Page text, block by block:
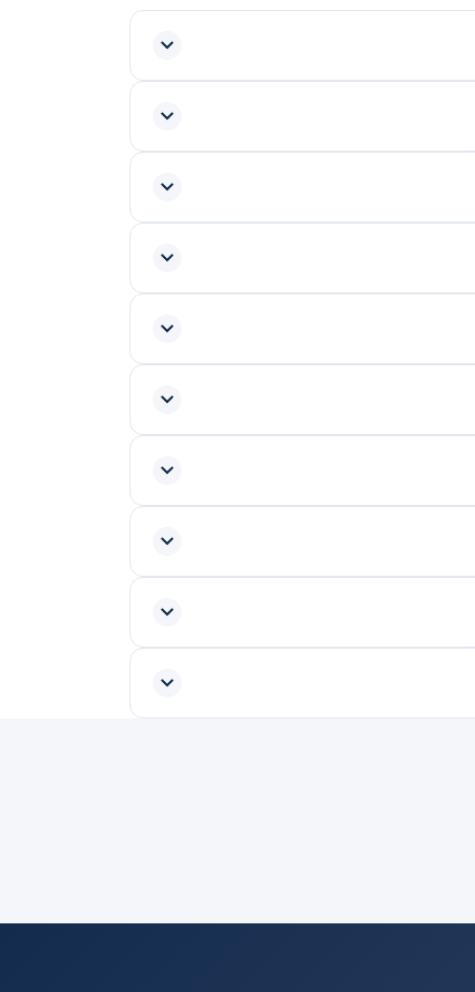
المتابعة قد تُطبَّق رسوم رمزية للمعاينة فقط،